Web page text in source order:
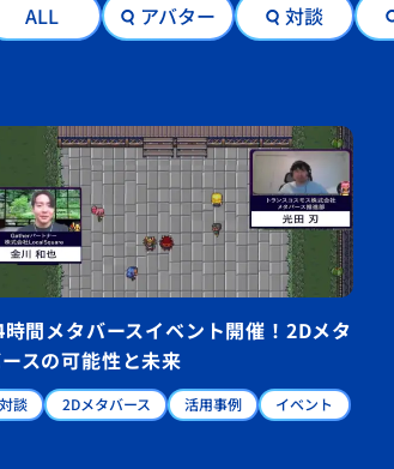
ALL アバター 対談
間メタバースイベント開催！2Dメタ
スの可能性と未来
対談 2Dメタバース 活用事例 イベント